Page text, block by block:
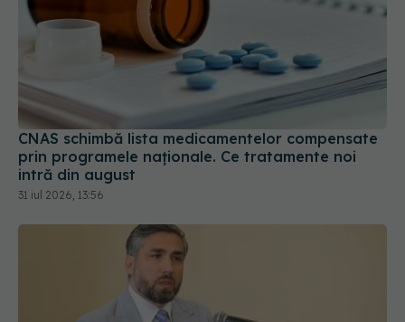
CNAS schimbă lista medicamentelor compensate
prin programele naționale. Ce tratamente noi
intră din august
31 iul 2026, 13:56